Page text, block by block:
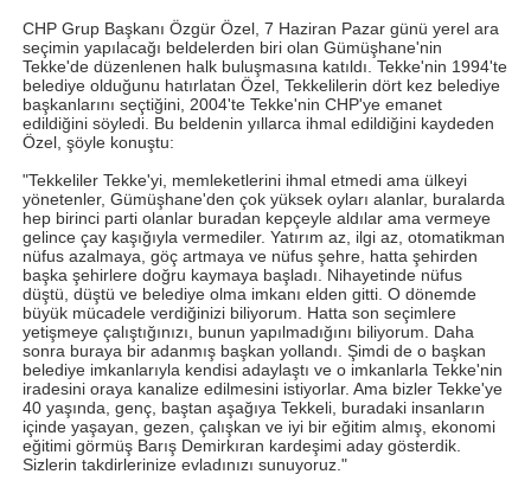
CHP Grup Başkanı Özgür Özel, 7 Haziran Pazar günü yerel ara
seçimin yapılacağı beldelerden biri olan Gümüşhane'nin
Tekke'de düzenlenen halk buluşmasına katıldı. Tekke'nin 1994'te
belediye olduğunu hatırlatan Özel, Tekkelilerin dört kez belediye
başkanlarını seçtiğini, 2004'te Tekke'nin CHP'ye emanet
edildiğini söyledi. Bu beldenin yıllarca ihmal edildiğini kaydeden
Özel, şöyle konuştu:
"Tekkeliler Tekke'yi, memleketlerini ihmal etmedi ama ülkeyi
yönetenler, Gümüşhane'den çok yüksek oyları alanlar, buralarda
hep birinci parti olanlar buradan kepçeyle aldılar ama vermeye
gelince çay kaşığıyla vermediler. Yatırım az, ilgi az, otomatikman
nüfus azalmaya, göç artmaya ve nüfus şehre, hatta şehirden
başka şehirlere doğru kaymaya başladı. Nihayetinde nüfus
düştü, düştü ve belediye olma imkanı elden gitti. O dönemde
büyük mücadele verdiğinizi biliyorum. Hatta son seçimlere
yetişmeye çalıştığınızı, bunun yapılmadığını biliyorum. Daha
sonra buraya bir adanmış başkan yollandı. Şimdi de o başkan
belediye imkanlarıyla kendisi adaylaştı ve o imkanlarla Tekke'nin
iradesini oraya kanalize edilmesini istiyorlar. Ama bizler Tekke'ye
40 yaşında, genç, baştan aşağıya Tekkeli, buradaki insanların
içinde yaşayan, gezen, çalışkan ve iyi bir eğitim almış, ekonomi
eğitimi görmüş Barış Demirkıran kardeşimi aday gösterdik.
Sizlerin takdirlerinize evladınızı sunuyoruz."